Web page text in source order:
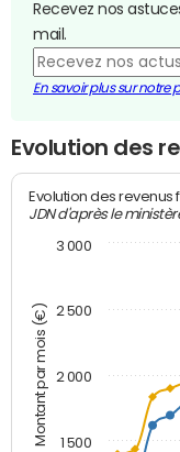
Recevez nos
mail.
En savoir plus sur notre
Evolution des
Montant par mois (€)
Evolution des
JDN d'après le
1 500
2 000
2 500
3 000